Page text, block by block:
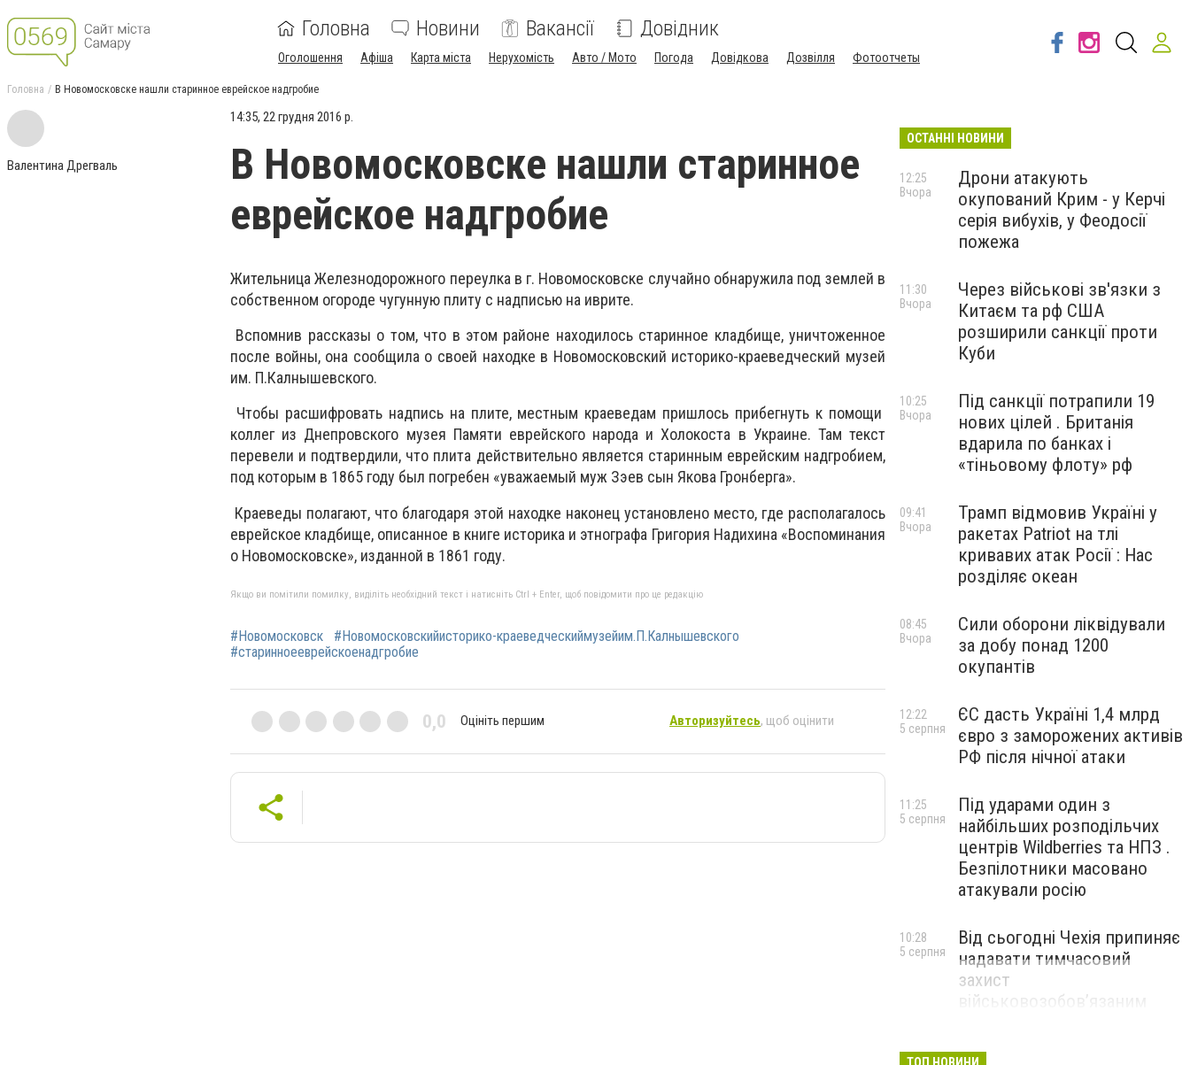
Головна Новини Вакансії Довідник
Оголошення Афіша Карта міста Нерухомість Авто / Мото Погода Довідкова Дозвілля Фотоотчеты
Головна В Новомосковске нашли старинное еврейское надгробие
Валентина Дрегваль
14:35, 22 грудня 2016 р.
В Новомосковске нашли старинное
еврейское надгробие
Жительница Железнодорожного переулка в г. Новомосковске случайно обнаружила под землей в
собственном огороде чугунную плиту с надписью на иврите.
Вспомнив рассказы о том, что в этом районе находилось старинное кладбище, уничтоженное
после войны, она сообщила о своей находке в Новомосковский историко-краеведческий музей
им. П.Калнышевского.
Чтобы расшифровать надпись на плите, местным краеведам пришлось прибегнуть к помощи
коллег из Днепровского музея Памяти еврейского народа и Холокоста в Украине. Там текст
перевели и подтвердили, что плита действительно является старинным еврейским надгробием,
под которым в 1865 году был погребен «уважаемый муж Зэев сын Якова Гронберга».
Краеведы полагают, что благодаря этой находке наконец установлено место, где располагалось
еврейское кладбище, описанное в книге историка и этнографа Григория Надихина «Воспоминания
о Новомосковске», изданной в 1861 году.
Якщо ви помітили помилку, виділіть необхідний текст і натисніть Ctrl + Enter, щоб повідомити про це редакцію
#Новомосковск
#Новомосковскийисторико-краеведческиймузейим.П.Калнышевского
#старинноееврейскоенадгробие
0,0 Оцініть першим Авторизуйтесь, щоб оцінити
ОСТАННІ НОВИНИ
Дрони атакують
окупований Крим - у Керчі
серія вибухів, у Феодосії
пожежа
12:25
Вчора
Через військові зв'язки з
Китаєм та рф США
розширили санкції проти
Куби
11:30
Вчора
Під санкції потрапили 19
нових цілей . Британія
вдарила по банках і
«тіньовому флоту» рф
10:25
Вчора
Трамп відмовив Україні у
ракетах Patriot на тлі
кривавих атак Росії : Нас
розділяє океан
09:41
Вчора
Сили оборони ліквідували
за добу понад 1200
окупантів
08:45
Вчора
ЄС дасть Україні 1,4 млрд
євро з заморожених активів
РФ після нічної атаки
12:22
5 серпня
Під ударами один з
найбільших розподільчих
центрів Wildberries та НПЗ .
Безпілотники масовано
атакували росію
11:25
5 серпня
Від сьогодні Чехія припиняє
надавати тимчасовий
захист
військовозобов’язаним
10:28
5 серпня